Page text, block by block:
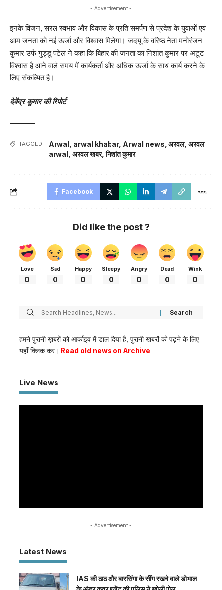
- Advertisement -
इनके विजन, सरल स्वभाव और विकास के प्रति समर्पण से प्रदेश के युवाओं एवं
आम जनता को नई ऊर्जा और विश्वास मिलेगा। जदयू के वरिष्ठ नेता मनोरंजन
कुमार उर्फ गुड्डू पटेल ने कहा कि बिहार की जनता का निशांत कुमार पर अटूट
विश्वास है आने वाले समय में कार्यकर्ता और अधिक ऊर्जा के साथ कार्य करने के
लिए संकल्पित है।
देवेंद्र कुमार की रिपोर्ट
TAGGED: Arwal arwal khabar, Arwal news अरवल, अरवल
arwal अरवल खबर,निशांत कुमार
Facebook
Did like the post ?
Love
0
Sad
0
Happy
0
Sleepy
0
Angry
0
Dead
0
Wink
0
हमने पुरानी ख़बरों को आर्काइव में डाल दिया है, पुरानी खबरों को पढ़ने के लिए
यहाँ क्लिक कर। Read old news on Archive
Live News
- Advertisement -
Latest News
IAS की ठाठ और बारसिंगा के सींग रखने वाले डोभाल